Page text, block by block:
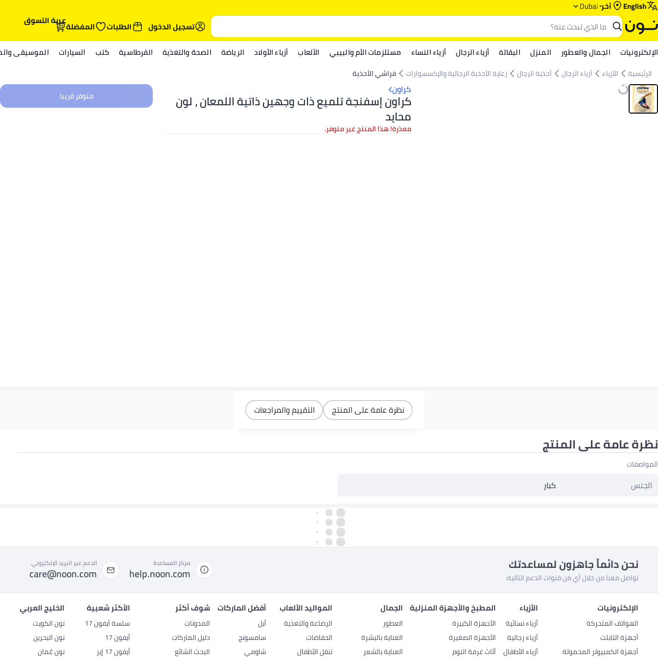
English آخر Dubai
تسجيل الدخول
الطلبات المفضلةعربة التسوق
الإلكترونيات الجمال والعطور المنزل البقالة أزياء الرجال أزياء النساء مستلزمات الأم والبيبي الألعاب أزياء الأولاد الرياضة الصحة والتغذية القرطاسية كتب السيارات الموسيقى
الرئيسية الأزياء أزياء الرجال أحذية الرجال رعاية الأحذية الرجالية والإكسسوارات فراشي الأحذية
كراون
كراون إسفنجة تلميع ذات وجهين ذاتية اللمعان ، لون
محايد
معذرة! هذا المنتج غير متوفر.
متوفر قريبا
نظرة عامة على المنتج التقييم والمراجعات
نظرة عامة على المنتج
المواصفات
الجنس كبار
نحن دائماً جاهزون لمساعدتك
تواصل معنا من خلال أي من قنوات الدعم التالية:
مركز المساعدة
help.noon.com
الدعم عبر البريد الإلكتروني
care@noon.com
الإلكترونيات
الهواتف المتحركة
أجهزة التابلت
أجهزة الكمبيوتر المحمولة
الأزياء
أزياء نسائية
أزياء رجالية
أزياء الأطفال
المطبخ والأجهزة المنزلية
الأجهزة الكبيرة
الأجهزة الصغيرة
أثاث غرفة النوم
الجمال
العطور
العناية بالبشرة
العناية بالشعر
المواليد الألعاب
الرضاعة والتغذية
الحفاضات
تنقل الأطفال
أفضل الماركات
أبل
سامسونج
شاومي
شوف أكثر
المدونات
دليل الماركات
البحث الشائع
الأكثر شعبية
سلسة أيفون 17
أيفون 17
أيفون 17 إير
الخليج العربي
نون الكويت
نون البحرين
نون عُمان